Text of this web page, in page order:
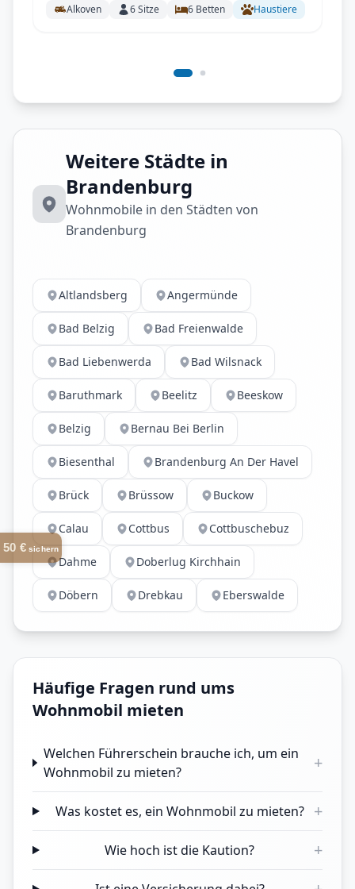
Alkoven 6Sitze 6 Betten Haustiere
Weitere Städte in
Brandenburg
Wohnmobile in den Städten von
Brandenburg
Altlandsberg Angermünde
Bad Belzig Bad Freienwalde
Bad Liebenwerda Bad Wilsnack
Baruthmark Beelitz Beeskow
Belzig Bernau Bei Berlin
Biesenthal Brandenburg An Der Havel
Brück Brüssow Buckow
Calau Cottbus Cottbuschebuz
Dahme Doberlug Kirchhain
Döbern Drebkau Eberswalde
Häufige Fragen rund ums
Wohnmobil mieten
Welchen Führerschein brauche ich, um ein
Wohnmobil zu mieten?
+
Was kostet es, ein Wohnmobil zu mieten? +
Wie hoch ist die Kaution? +
50 €sichern